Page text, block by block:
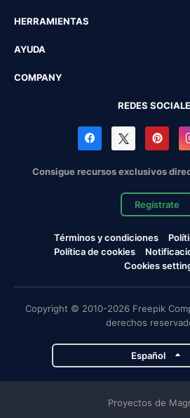
HERRAMIENTAS
AYUDA
COMPANY
REDES
Consigue recursos exclusivos
Regístrate
Términos y condiciones
Política de cookies
Cookies
Copyright © 2010-2026 Freepik
derechos
Español
Proyectos de